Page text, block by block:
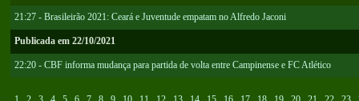
21:27 - Brasileirão 2021: Ceará e Juventude empatam no Alfredo Jaconi
Publicada em 22/10/2021
22:20 - CBF informa mudança para partida de volta entre Campinense e FC Atlético